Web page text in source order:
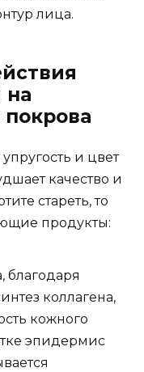
лица.
на
и цвет
качество и
стареть, то
продукты:
благодаря
коллагена,
кожного
эпидермис